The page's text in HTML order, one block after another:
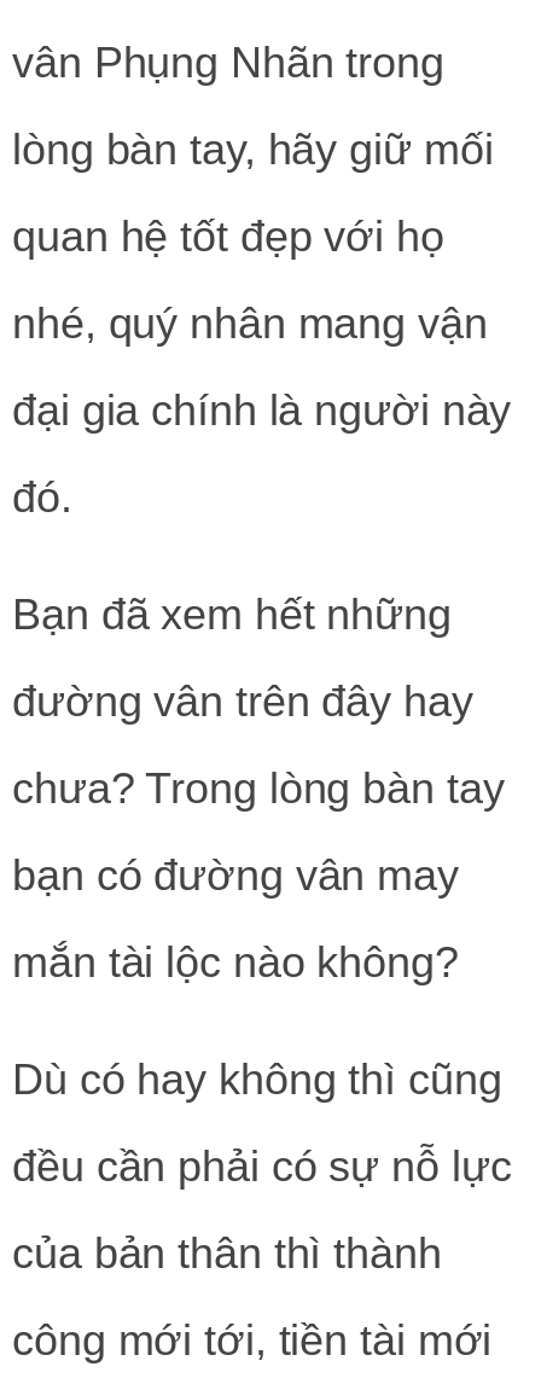
vân Phụng Nhãn trong
lòng bàn tay, hãy giữ mối
quan hệ tốt đẹp với họ
nhé, quý nhân mang vận
đại gia chính là người này
đó.
Bạn đã xem hết những
đường vân trên đây hay
chưa? Trong lòng bàn tay
bạn có đường vân may
mắn tài lộc nào không?
Dù có hay không thì cũng
đều cần phải có sự nỗ lực
của bản thân thì thành
công mới tới, tiền tài mới